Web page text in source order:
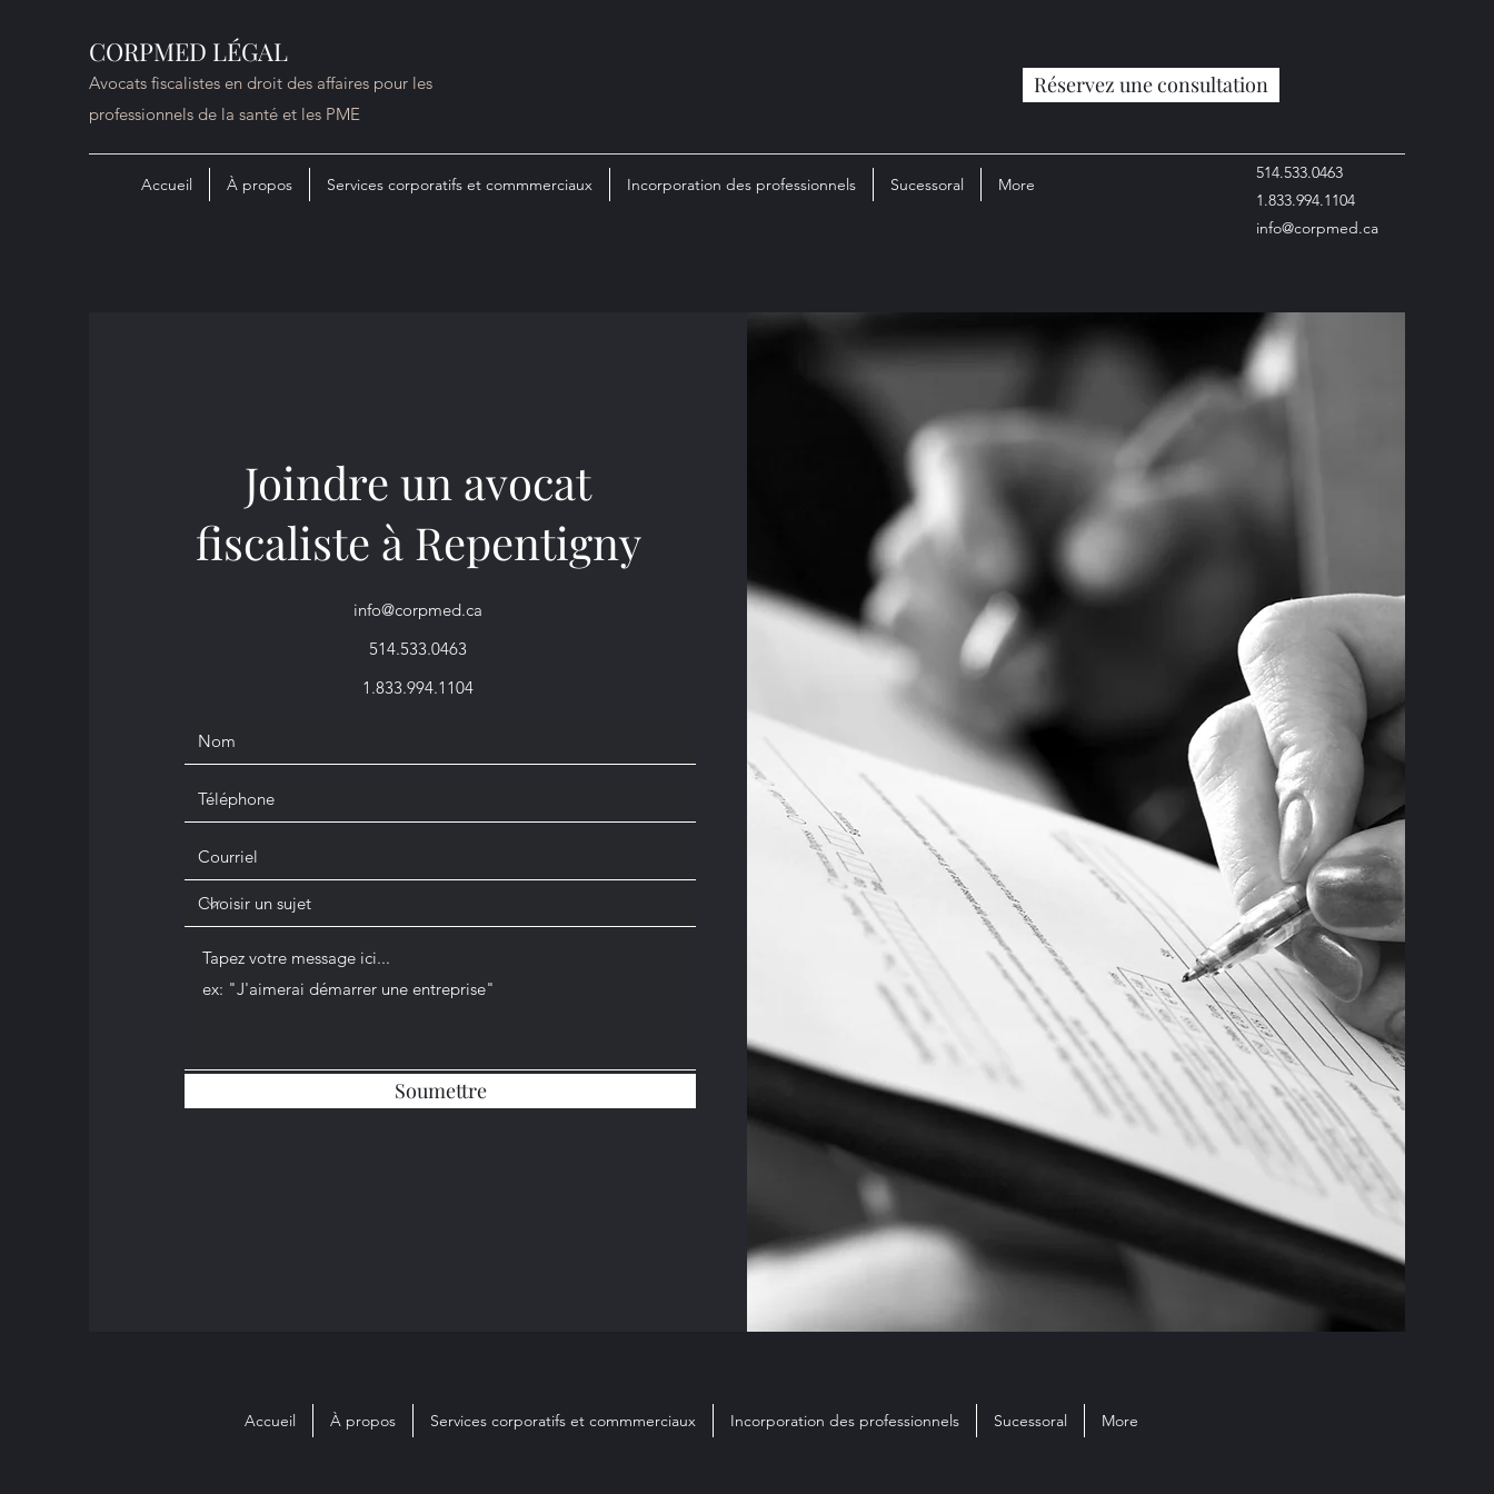
CORPMED LÉGAL
Avocats fiscalistes en droit des affaires pour les
professionnels de la santé et les PME
Réservez une consultation
514.533.0463
1.833.994.1104
info@corpmed.ca
Accueil À propos Services corporatifs et commmerciaux Incorporation des professionnels Sucessoral More
Joindre un avocat
fiscaliste à Repentigny
info@corpmed.ca
514.533.0463
1.833.994.1104
Soumettre
Accueil À propos Services corporatifs et commmerciaux Incorporation des professionnels Sucessoral More